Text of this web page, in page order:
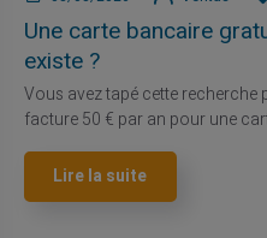
Une carte bancaire
existe ?
Vous avez tapé cette recherche
facture 50 € par an pour une
Lire la suite